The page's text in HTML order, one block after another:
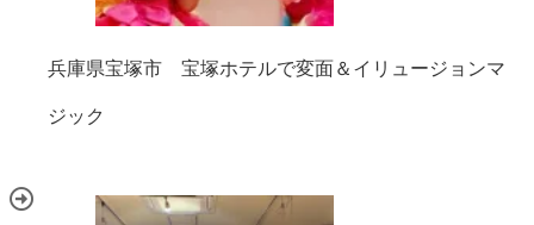
兵庫県宝塚市 宝塚ホテルで変面＆イリュージョンマ
ジック